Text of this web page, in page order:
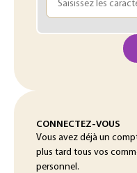
CONNECTEZ-VOUS
Vous avez déjà un
plus tard tous vos
personnel.